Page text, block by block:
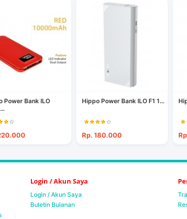
Power Bank ILO
Hippo Power Bank ILO F1 1...
Rp. 180.000
Login / Akun Saya
Login / Akun Saya
Buletin Bulanan